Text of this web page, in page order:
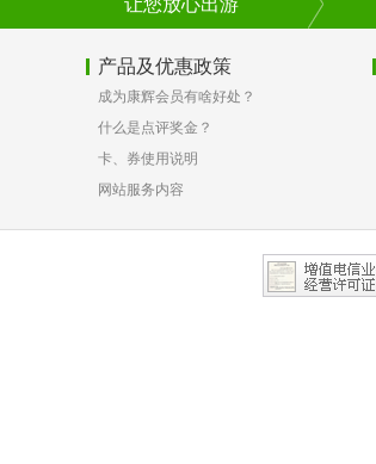
让您放心出游
产品及优惠政策
成为康辉会员有啥好处？
什么是点评奖金？
卡、券使用说明
网站服务内容